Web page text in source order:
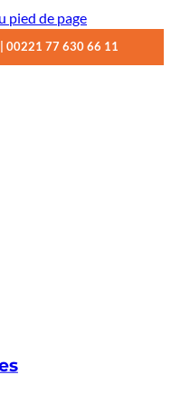
pied de page
00221 77 630 66 11